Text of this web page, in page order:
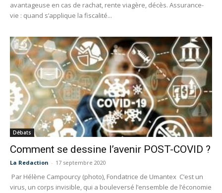
avantageuse en cas de rachat, rente viagère, décès. Assurance-
vie : quand s’applique la fiscalité...
Débats
Comment se dessine l’avenir POST-COVID ?
La Redaction - 17 septembre 2020
Par Hélène Campourcy (photo), Fondatrice de Umantex C’est un
virus, un corps invisible, qui a bouleversé l’ensemble de l’économie